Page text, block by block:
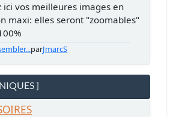
ici vos meilleures images en
maxi: elles seront "zoomables"
parJmarcS
]